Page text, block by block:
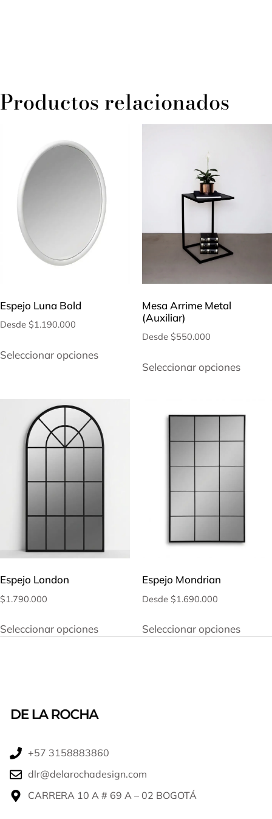
Productos relacionados
Espejo Luna Bold
Desde $1.190.000
Seleccionar opciones
Mesa Arrime Metal
(Auxiliar)
Desde $550.000
Seleccionar opciones
Espejo London
$1.790.000
Seleccionar opciones
Espejo Mondrian
Desde $1.690.000
Seleccionar opciones
+57 3158883860​
dlr@delarochadesign.com
CARRERA 10 A # 69 A – 02 BOGOTÁ​